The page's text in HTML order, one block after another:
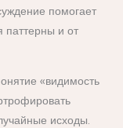
помогает
паттерны и от
«видимость
исходы.